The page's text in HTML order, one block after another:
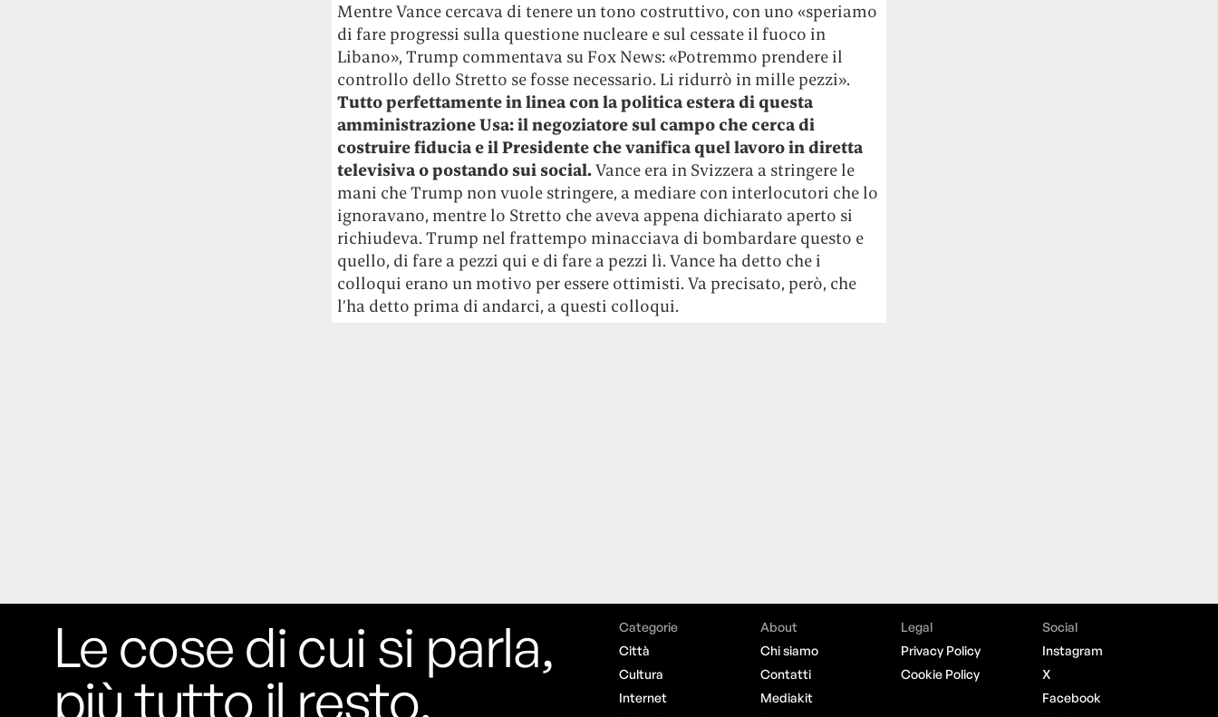
concertoPrima di essere espulsi hanno
passaporti. «Un'esperienza surreale», l'ha
definita la band.
Mentre Vance cercava di tenere un tono costruttivo, con uno «speriamo
di fare progressi sulla questione nucleare e sul cessate il fuoco in
Libano», Trump commentava su Fox News:«Potremmo prendere il
controllo dello Stretto se fosse necessario. Li ridurrò in mille pezzi».
Tutto perfettamente in linea con la politica estera di questa
amministrazione Usa: il negoziatore sul campo che cerca di
costruire fiducia e il Presidente che vanifica quel lavoro in diretta
televisiva o postando sui social.Vance era in Svizzera a stringere le
mani che Trump non vuole stringere, a mediare con interlocutori che lo
ignoravano, mentre lo Stretto che aveva appena dichiarato aperto si
richiudeva. Trump nel frattempo minacciava di bombardare questo e
quello, di fare a pezzi qui e di fare a pezzi lì. Vance ha detto che i
colloqui erano un motivo per essere ottimisti. Va precisato, però, che
l’ha detto prima di andarci, a questi colloqui.
Le cose di cui si parla,
più tutto il resto.
Categorie
Città
Cultura
Internet
About
Chi siamo
Contatti
Mediakit
Legal
Privacy Policy
Cookie Policy
Social
Instagram
X
Facebook